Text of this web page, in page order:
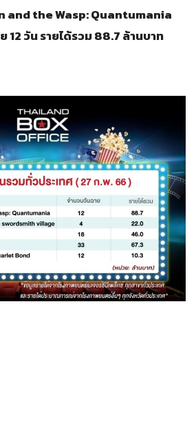
and the Wasp: Quantumania
12 วัน รายได้รวม 88.7 ล้านบาท